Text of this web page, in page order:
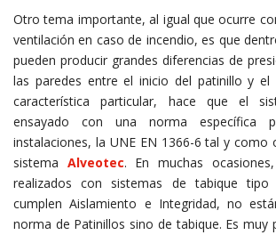
Otro tema importante, al igual que ocurre
ventilación en caso de incendio, es que
pueden producir grandes diferencias de
las paredes entre el inicio del patinillo y el
característica particular, hace que el
ensayado con una norma específica
instalaciones, la UNE EN 1366-6 tal y como
sistema Alveotec. En muchas
realizados con sistemas de tabique
cumplen Aislamiento e Integridad, no
norma de Patinillos sino de tabique. Es muy